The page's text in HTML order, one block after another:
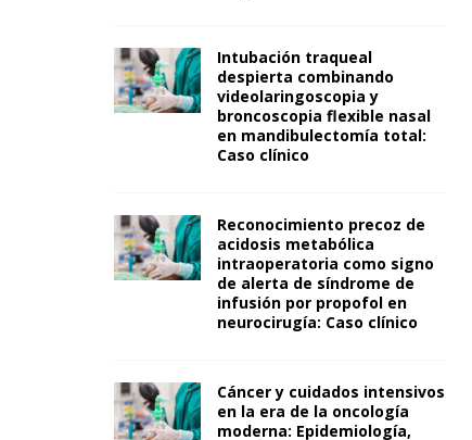
Intubación traqueal
despierta combinando
videolaringoscopia y
broncoscopia flexible nasal
en mandibulectomía total:
Caso clínico
Reconocimiento precoz de
acidosis metabólica
intraoperatoria como signo
de alerta de síndrome de
infusión por propofol en
neurocirugía: Caso clínico
Cáncer y cuidados intensivos
en la era de la oncología
moderna: Epidemiología,